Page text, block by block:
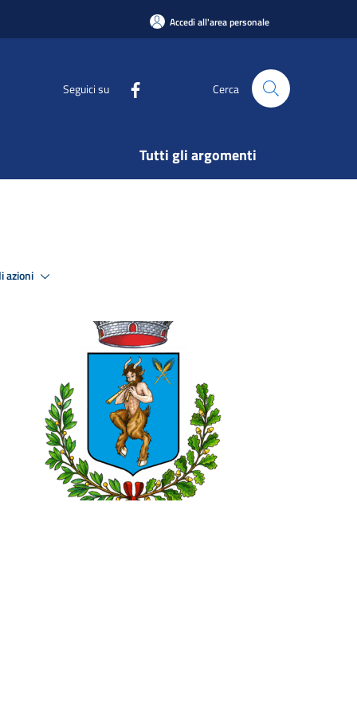
Accedi all'area personale
Seguici su Cerca
Tutti gli argomenti
azioni